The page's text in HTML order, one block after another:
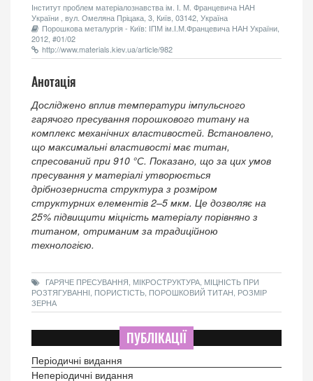
Інститут проблем матеріалознавства ім. І. М. Францевича НАН
України , вул. Омеляна Пріцака, 3, Київ, 03142, Україна
Порошкова металургія - Київ: ІПМ ім.І.М.Францевича НАН України,
2012, #01/02
http://www.materials.kiev.ua/article/982
Анотація
Досліджено вплив температури імпульсного
гарячого пресування порошкового титану на
комплекс механічних властивостей. Встановлено,
що максимальні властивості має титан,
спресований при 910 °С. Показано, що за цих умов
пресування у матеріалі утворюється
дрібнозерниста структура з розміром
структурних елементів 2–5 мкм. Це дозволяє на
25% підвищити міцність матеріалу порівняно з
титаном, отриманим за традиційною
технологією.
ГАРЯЧЕ ПРЕСУВАННЯ, МІКРОСТРУКТУРА, МІЦНІСТЬ ПРИ
РОЗТЯГУВАННІ, ПОРИСТІСТЬ, ПОРОШКОВИЙ ТИТАН, РОЗМІР
ЗЕРНА
ПУБЛІКАЦІЇ
Періодичні видання
Неперіодичні видання